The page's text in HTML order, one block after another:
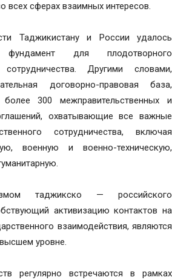
всех сферах взаимных интересов.
Таджикистану и России удалось
для плодотворного
сотрудничества. Другими словами,
договорно-правовая база,
более 300 межправительственных и
охватывающие все важные
сотрудничества, включая
военную и военно-техническую,
таджикско — российского
активизацию контактов на
взаимодействия, являются
уровне.
регулярно встречаются в рамках